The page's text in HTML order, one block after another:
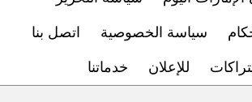
سياسة الخصوصية اتصل بنا
للإعلان خدماتنا